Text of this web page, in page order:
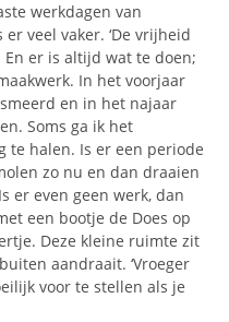
werkdagen van
veel vaker. ‘De vrijheid
er is altijd wat te doen;
In het voorjaar
en in het najaar
Soms ga ik het
te halen. Is er een periode
zo nu en dan draaien
er even geen werk, dan
een bootje de Does op
Deze kleine ruimte zit
aandraait. ‘Vroeger
voor te stellen als je